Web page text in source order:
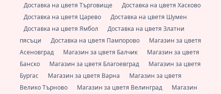
Доставка на цветя Търговище
Доставка на цветя Хасково
Доставка на цветя Царево
Доставка на цветя Шумен
Доставка на цветя Ямбол
Доставка на цветя Златни
пясъци
Доставка на цветя Пампорово
Магазин за цветя
Асеновград
Магазин за цветя Балчик
Магазин за цветя
Банско
Магазин за цветя Благоевград
Магазин за цветя
Бургас
Магазин за цветя Варна
Магазин за цветя
Велико Търново
Магазин за цветя Велинград
Магазин